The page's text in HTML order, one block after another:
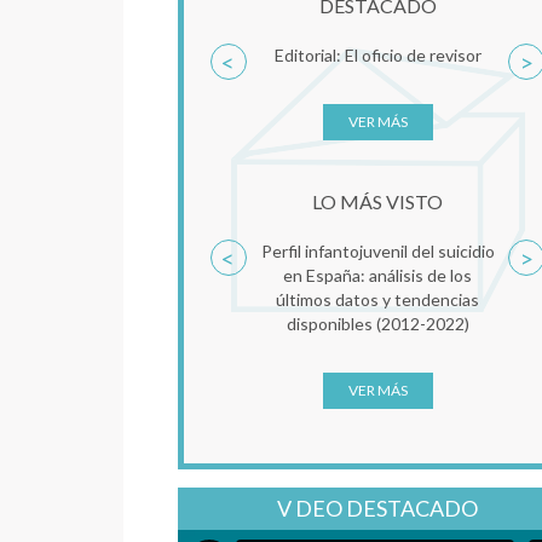
DESTACADO
Editorial: El oficio de revisor
VER MÁS
< >
LO MÁS VISTO
Perfil infantojuvenil del suicidio
en España: análisis de los
últimos datos y tendencias
disponibles (2012-2022)
VER MÁS
< >
V DEO DESTACADO